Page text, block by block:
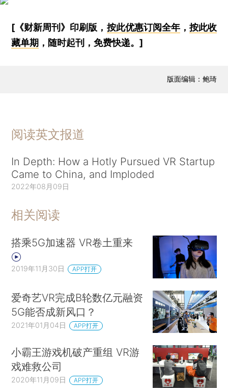
[《财新周刊》印刷版， 按此优惠订阅全年， 按此收
藏单期 ，随时起刊，免费快递。]
版面编辑：鲍琦
阅读英文报道
In Depth: How a Hotly Pursued VR Startup
Came to China, and Imploded
2022年08月09日
相关阅读
搭乘5G加速器 VR卷土重来
2019年11月30日 APP打开
爱奇艺VR完成B轮数亿元融资
5G能否成新风口？
2021年01月04日 APP打开
小霸王游戏机破产重组 VR游
戏难救公司
2020年11月09日 APP打开